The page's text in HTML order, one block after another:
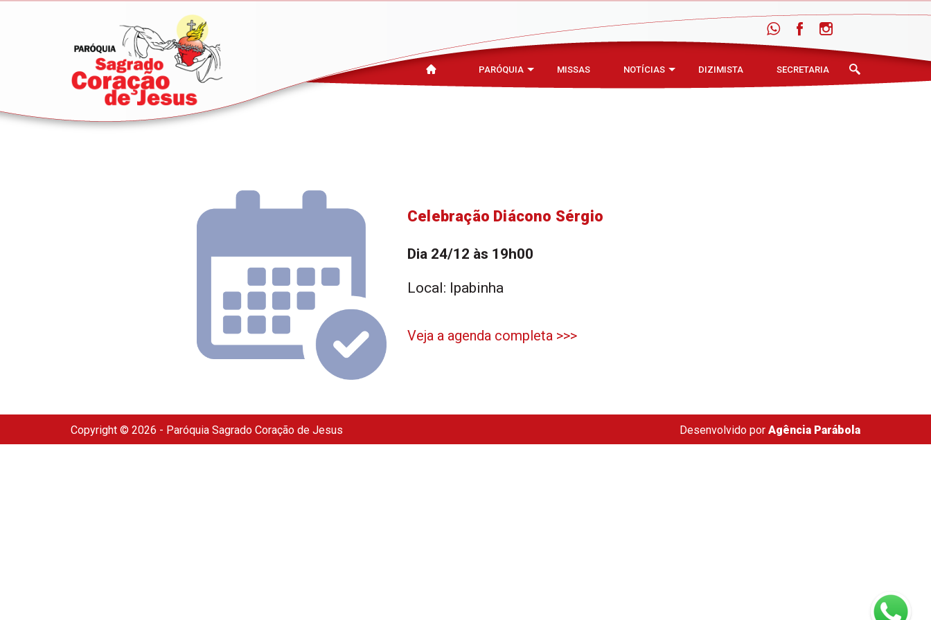
PARÓQUIA MISSAS NOTÍCIAS DIZIMISTA SECRETARIA
Celebração Diácono Sérgio
Dia 24/12 às 19h00
Local: Ipabinha
Veja a agenda completa >>>
Copyright © 2026 - Paróquia Sagrado Coração de Jesus Desenvolvido por Agência Parábola